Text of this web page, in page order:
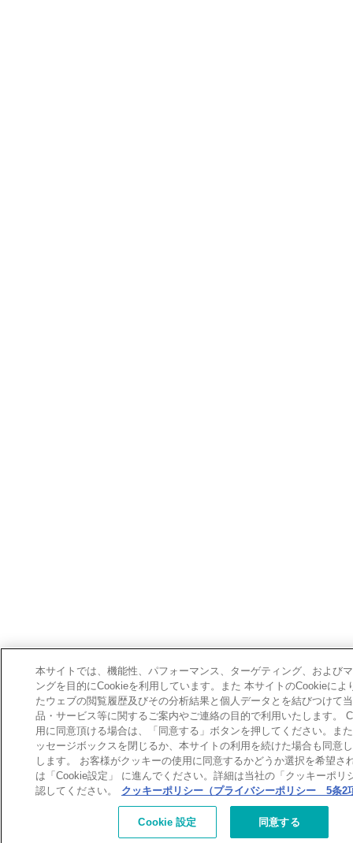
[北九州]
補講が必要なお客様へ
お詫びとお願い
本サイトでは、機能性、パフォーマンス、ターゲティング、および
ングを目的にCookieを利用しています。また 本サイトのCookieによ
たウェブの閲覧履歴及びその分析結果と個人データとを結びつけて
品・サービス等に関するご案内やご連絡の目的で利用いたします。
用に同意頂ける場合は、「同意する」ボタンを押してください。ま
ッセージボックスを閉じるか、本サイトの利用を続けた場合も同意
します。 お客様がクッキーの使用に同意するかどうか選択を希望さ
は「Cookie設定」 に進んでください。詳細は当社の「クッキーポリ
認してください。
クッキーポリシー（プライバシーポリシー 5条2
Cookie 設定 同意する